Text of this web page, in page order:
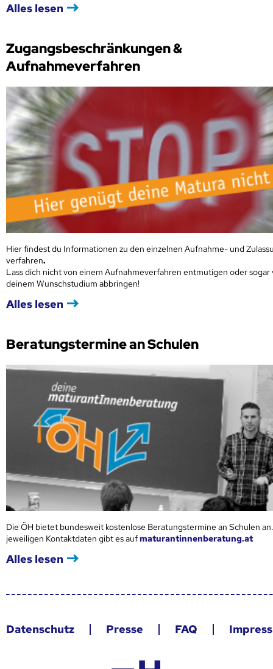
Alles lesen
Zugangsbeschränkungen &
Aufnahmeverfahren
Hier findest du Informationen zu den einzelnen Aufnahme- und
verfahren.
Lass dich nicht von einem Aufnahmeverfahren entmutigen oder sogar
deinem Wunschstudium abbringen!
Alles lesen
Beratungstermine an Schulen
Die ÖH bietet bundesweit kostenlose Beratungstermine an Schulen
jeweiligen Kontaktdaten gibt es aufmaturantinnenberatung.at
Alles lesen
Datenschutz Presse FAQ